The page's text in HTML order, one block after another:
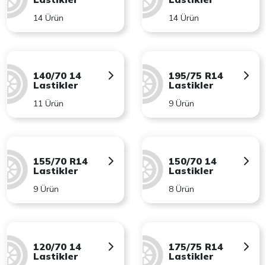
14 Ürün 14 Ürün
140/70 14
Lastikler
11 Ürün
195/75 R14
Lastikler
9 Ürün
155/70 R14
Lastikler
9 Ürün
150/70 14
Lastikler
8 Ürün
120/70 14
Lastikler
175/75 R14
Lastikler